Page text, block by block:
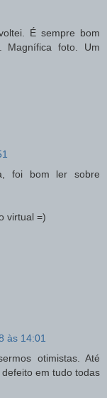
É sempre bom
Magnífica foto. Um
foi bom ler sobre
virtual =)
às 14:01
otimistas. Até
em tudo todas